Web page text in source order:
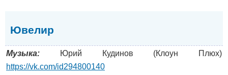
Ювелир
Музыка: Юрий Кудинов (Клоун Плюх)
https://vk.com/id294800140